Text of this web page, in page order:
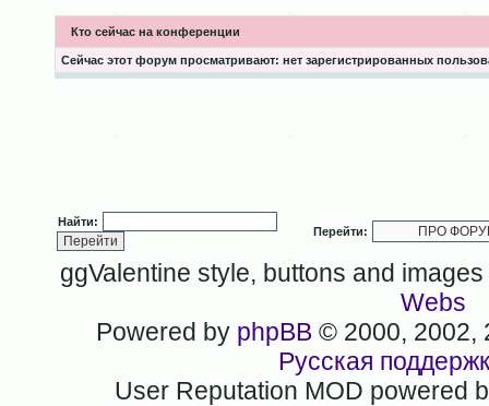
Кто сейчас на конференции
Сейчас этот форум просматривают: нет зарегистрированных
Найти:
Перейти:
ggValentine style, buttons and
Webs
Powered by phpBB © 2000, 2002,
Русская
User Reputation MOD powered